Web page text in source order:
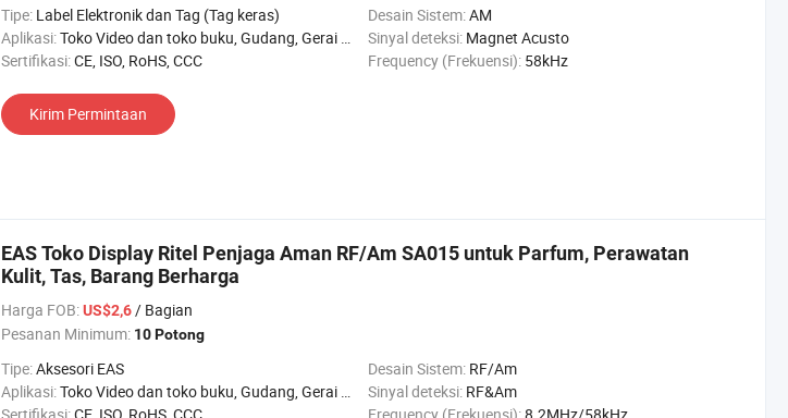
Tipe: Label Elektronik dan Tag (Tag keras) Desain Sistem:AM
Aplikasi:Toko Video dan toko buku, Gudang, Gerai Belanja, Supermarket, Toko pakaian, Toko perhiasan Sinyal deteksi: Magnet Acusto
Sertifikasi:CE, ISO, RoHS, CCC Frequency (Frekuensi): 58kHz
Kirim Permintaan
EAS Toko Display Ritel Penjaga Aman RF/Am SA015 untuk Parfum, Perawatan
Kulit, Tas, Barang Berharga
Harga FOB:US$2,6/ Bagian
Pesanan Minimum: 10 Potong
Tipe:Aksesori EAS Desain Sistem: RF/Am
Aplikasi:Toko Video dan toko buku, Gudang, Gerai Belanja, Supermarket, Toko pakaian, Toko perhiasan Sinyal deteksi: RF&Am